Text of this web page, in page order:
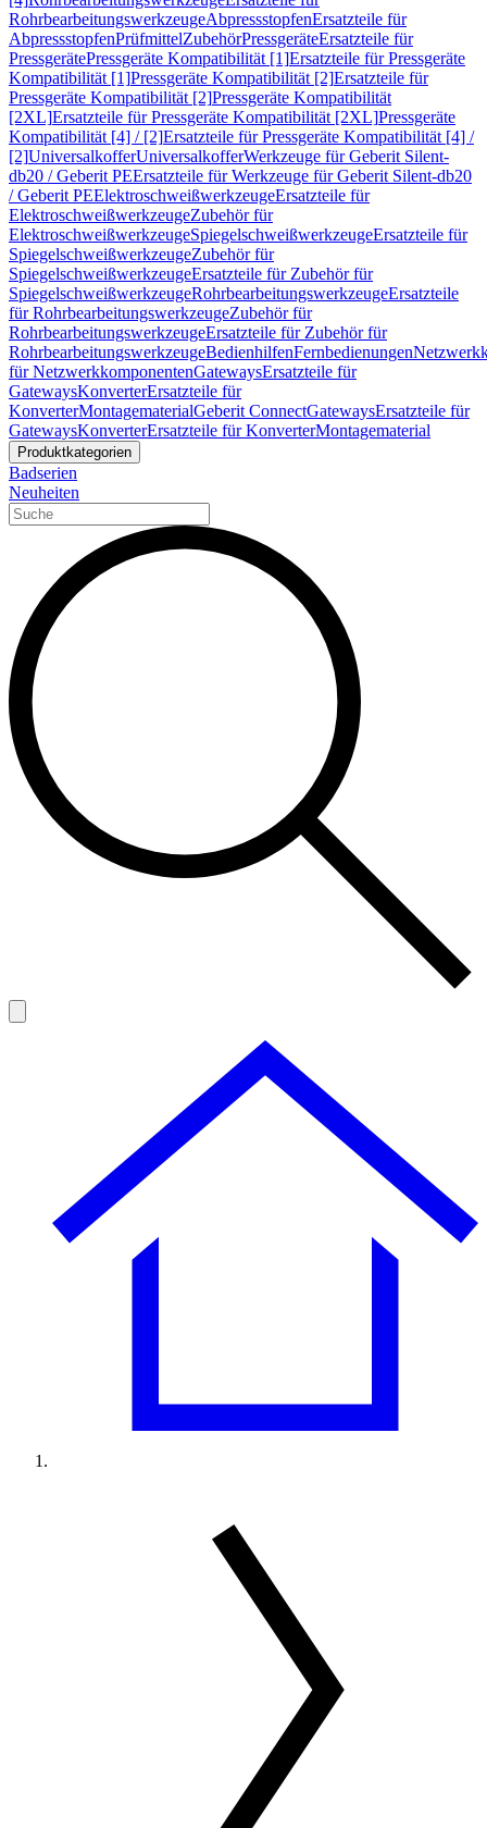
RohrbearbeitungswerkzeugeAbpressstopfenErsatzteile für
AbpressstopfenPrüfmittelZubehörPressgeräteErsatzteile für
PressgerätePressgeräte Kompatibilität [1]Ersatzteile für Pressgeräte
Kompatibilität [1]Pressgeräte Kompatibilität [2]Ersatzteile für
Pressgeräte Kompatibilität [2]Pressgeräte Kompatibilität
[2XL]Ersatzteile für Pressgeräte Kompatibilität [2XL]Pressgeräte
Kompatibilität [4] / [2]Ersatzteile für Pressgeräte Kompatibilität [4] /
[2]UniversalkofferUniversalkofferWerkzeuge für Geberit Silent-
db20 / Geberit PEErsatzteile für Werkzeuge für Geberit Silent-db20
/ Geberit PEElektroschweißwerkzeugeErsatzteile für
ElektroschweißwerkzeugeZubehör für
ElektroschweißwerkzeugeSpiegelschweißwerkzeugeErsatzteile für
SpiegelschweißwerkzeugeZubehör für
SpiegelschweißwerkzeugeErsatzteile für Zubehör für
SpiegelschweißwerkzeugeRohrbearbeitungswerkzeugeErsatzteile
für RohrbearbeitungswerkzeugeZubehör für
RohrbearbeitungswerkzeugeErsatzteile für Zubehör für
RohrbearbeitungswerkzeugeBedienhilfenFernbedienungen
für NetzwerkkomponentenGatewaysErsatzteile für
GatewaysKonverterErsatzteile für
KonverterMontagematerialGeberit ConnectGatewaysErsatzteile für
GatewaysKonverterErsatzteile für KonverterMontagematerial
Produktkategorien
Badserien
Neuheiten